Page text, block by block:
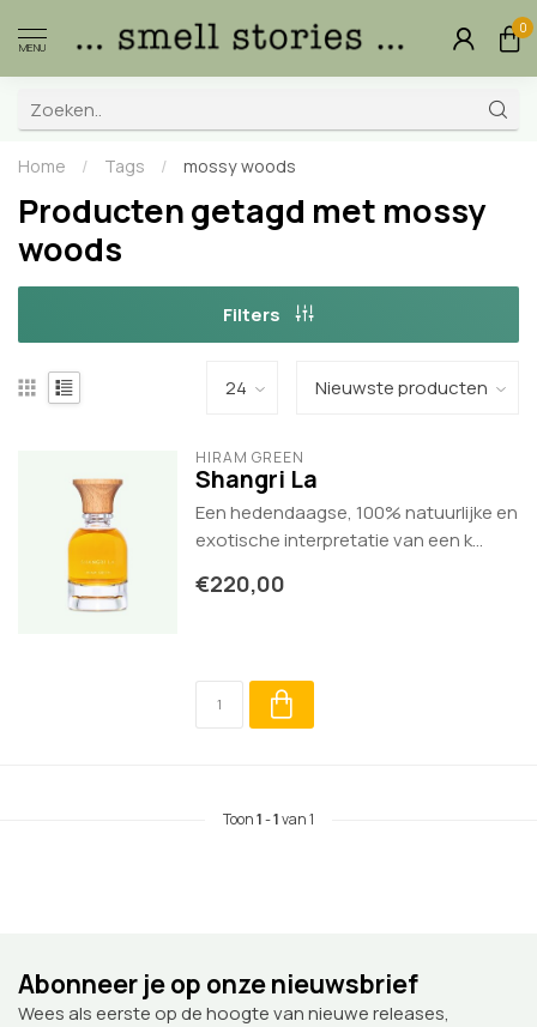
MENU
0
Home / Tags / mossy woods
Producten getagd met mossy
woods
Filters
HIRAM GREEN
Shangri La
Een hedendaagse, 100% natuurlijke en
exotische interpretatie van een k...
€220,00
Toon1-1van 1
Abonneer je op onze nieuwsbrief
Wees als eerste op de hoogte van nieuwe releases,